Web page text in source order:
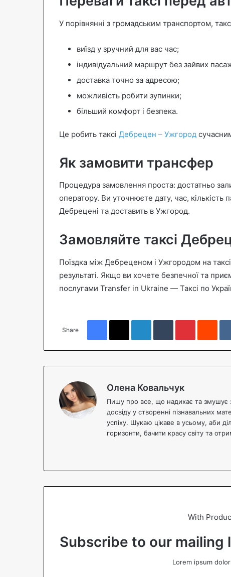
У порівнянні з громадським транспортом,
виїзд у зручний для вас час;
індивідуальний маршрут без зайвих
доставка точно за адресою;
можливість робити зупинки;
більший комфорт і безпека.
Це робить таксі Дебрецен – Ужгород
Як замовити трансфер
Процедура замовлення проста: достатньо
оператору. Ви уточнюєте дату, час, кількість
Дебрецені та доставить в Ужгород.
Замовляйте таксі
Поїздка між Дебреценом і Ужгородом на
результаті. Якщо ви хочете безпечної та
послугами Transfer in Ukraine — Таксі по
Share
Facebook X LinkedIn Tumblr Pinterest Reddit
Олена Ковальчук
Пишу про все, що надихає та змушує
досвіду у створенні пізнавальних
успіху. Шукаю цікаве в усьому, аби
горизонти, бачити красу світу та
te
With
Subscribe to our
Lorem ipsum